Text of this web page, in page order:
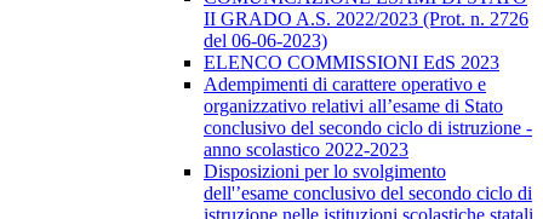
II GRADO A.S. 2022/2023 (Prot. n. 2726
del 06-06-2023)
ELENCO COMMISSIONI EdS 2023
Adempimenti di carattere operativo e
organizzativo relativi all’esame di Stato
conclusivo del secondo ciclo di istruzione -
anno scolastico 2022-2023
Disposizioni per lo svolgimento
dell'’esame conclusivo del secondo ciclo di